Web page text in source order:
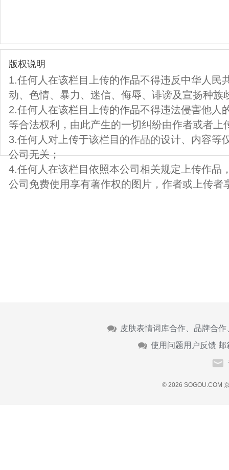
版权说明
1.任何人在该栏目上传的作品不得违反中华人民
动、色情、暴力、迷信、侮辱、诽谤及宣扬种族
2.任何人在该栏目上传的作品不得违法侵害他人
等合法权利，由此产生的一切纠纷由作者或者上
3.任何人对上传于该栏目的作品的设计、内容等
公司无关；
4.任何人在该栏目依照本公司相关规定上传作品
公司免费使用享有著作权的图片，作者或上传者
皮肤表情词库合作、品牌合
使用问题用户反馈 邮
© 2026 SOGOU.COM